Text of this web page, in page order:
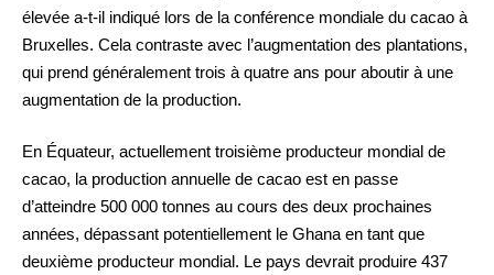
élevée a-t-il indiqué lors de la conférence mondiale du cacao à
Bruxelles. Cela contraste avec l’augmentation des plantations,
qui prend généralement trois à quatre ans pour aboutir à une
augmentation de la production.
En Équateur, actuellement troisième producteur mondial de
cacao, la production annuelle de cacao est en passe
d’atteindre 500 000 tonnes au cours des deux prochaines
années, dépassant potentiellement le Ghana en tant que
deuxième producteur mondial. Le pays devrait produire 437